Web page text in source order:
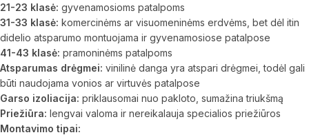
21-23 klasė: gyvenamosioms patalpoms
31-33 klasė: komercinėms ar visuomeninėms erdvėms, bet dėl itin
didelio atsparumo montuojama ir gyvenamosiose patalpose
41-43 klasė: pramoninėms patalpoms
Atsparumas drėgmei: vinilinė danga yra atspari drėgmei, todėl gali
būti naudojama vonios ar virtuvės patalpose
Garso izoliacija: priklausomai nuo pakloto, sumažina triukšmą
Priežiūra: lengvai valoma ir nereikalauja specialios priežiūros
Montavimo tipai: